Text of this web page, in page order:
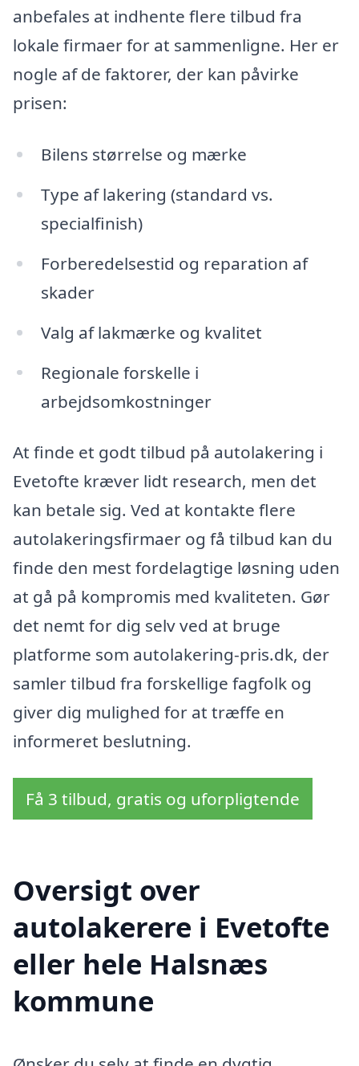
anbefales at indhente flere tilbud fra
lokale firmaer for at sammenligne. Her er
nogle af de faktorer, der kan påvirke
prisen:
Bilens størrelse og mærke
Type af lakering (standard vs.
specialfinish)
Forberedelsestid og reparation af
skader
Valg af lakmærke og kvalitet
Regionale forskelle i
arbejdsomkostninger
At finde et godt tilbud på autolakering i
Evetofte kræver lidt research, men det
kan betale sig. Ved at kontakte flere
autolakeringsfirmaer og få tilbud kan du
finde den mest fordelagtige løsning uden
at gå på kompromis med kvaliteten. Gør
det nemt for dig selv ved at bruge
platforme som autolakering-pris.dk, der
samler tilbud fra forskellige fagfolk og
giver dig mulighed for at træffe en
informeret beslutning.
Få 3 tilbud, gratis og uforpligtende
Oversigt over
autolakerere i Evetofte
eller hele Halsnæs
kommune